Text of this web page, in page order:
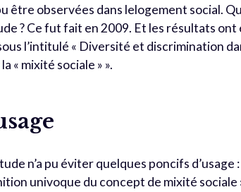
être observées dans lelogement social.
? Ce fut fait en 2009. Et les résultats
l’intitulé « Diversité et discrimination
« mixité sociale » ».
n’a pu éviter quelques poncifs d’usage :
univoque du concept de mixité sociale